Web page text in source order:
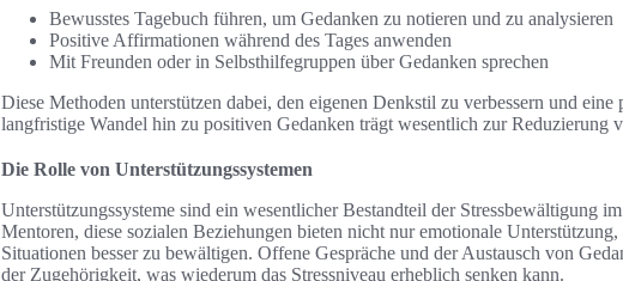
Bewusstes Tagebuch führen, um Gedanken zu notieren und zu analysieren
Positive Affirmationen während des Tages anwenden
Mit Freunden oder in Selbsthilfegruppen über Gedanken sprechen
Diese Methoden unterstützen dabei, den eigenen Denkstil zu verbessern und
langfristige Wandel hin zu positiven Gedanken trägt wesentlich zur Reduzierung
Die Rolle von Unterstützungssystemen
Unterstützungssysteme sind ein wesentlicher Bestandteil der Stressbewältigung
Mentoren, diese sozialen Beziehungen bieten nicht nur emotionale Unterstützung,
Situationen besser zu bewältigen. Offene Gespräche und der Austausch von
der Zugehörigkeit, was wiederum das Stressniveau erheblich senken kann.